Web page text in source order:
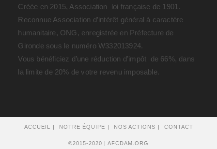
Créée en 2015, Association loi française de 1901.
Reconnue Association d’intérêt général à caractère
humanitaire, ONG, enregistrée en Préfecture de
Gironde sous le numéro W332013924.
Vous bénéficiez d’une réduction d’impôt de 66%, dans
la limite de 20% de votre revenu imposable.
ACCUEIL NOTRE ÉQUIPE NOS ACTIONS CONTACT
©2015-2020 | AFCDAM.ORG